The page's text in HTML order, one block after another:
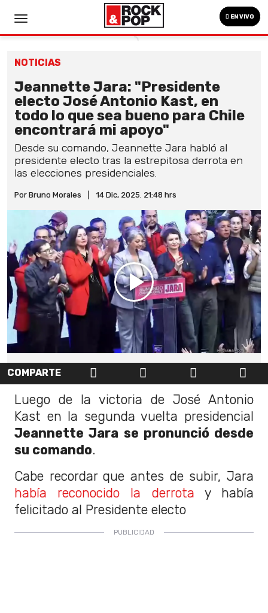
EN VIVO
NOTICIAS
Jeannette Jara: "Presidente
electo José Antonio Kast, en
todo lo que sea bueno para Chile
encontrará mi apoyo"
Desde su comando, Jeannette Jara habló al
presidente electo tras la estrepitosa derrota en
las elecciones presidenciales.
Por Bruno Morales 14 Dic, 2025. 21:48 hrs
COMPARTE
Luego de la victoria de José Antonio
Kast en la segunda vuelta presidencial
Jeannette Jara se pronunció desde
su comando.
Cabe recordar que antes de subir, Jara
había reconocido la derrota y había
felicitado al Presidente electo